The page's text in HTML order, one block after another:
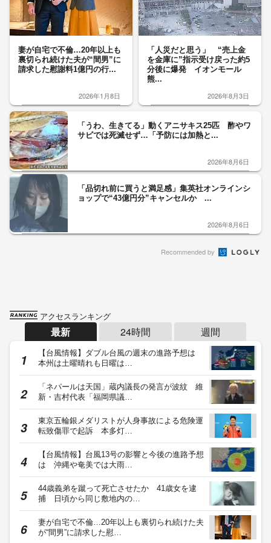
妻が自宅で不倫…20年以上も
裏切られ続けた夫が“間男”に
請求した慰謝料1億円の行...
2026年1月8日
「人災だと思う」 “売上金
を金庫に”指示受け戻った約5
分後に爆発 イオンモール
熊...
2026年8月3日
「うわ、生きてる」動くアニサキス25匹 酢やワ
サビでは死滅せず…「予防には加熱と...
2026年8月6日
「品切れ前に買うと満足感」集英社オンラインシ
ョップで“43億円分”キャンセルか ...
2026年8月6日
Recommended by
アクセスランキング
最新 24時間 週間
【台風情報】ダブル台風の週末の進路予想は
本州は土曜晴れも日曜は…
「ネパールは天国」蔵内議長の発言が波紋 維
新・吉村代表「福岡県議…
東京五輪銀メダリストが人身事故による危険運
転致傷罪で起訴 本多灯…
【台風情報】台風13号の影響と今後の進路予想
は 沖縄や奄美では大雨…
44歳義弟を蹴って死亡させたか 41歳女を逮
捕 日頃から同じ敷地内の…
妻が自宅で不倫…20年以上も裏切られ続けた夫
が“間男”に請求した慰…